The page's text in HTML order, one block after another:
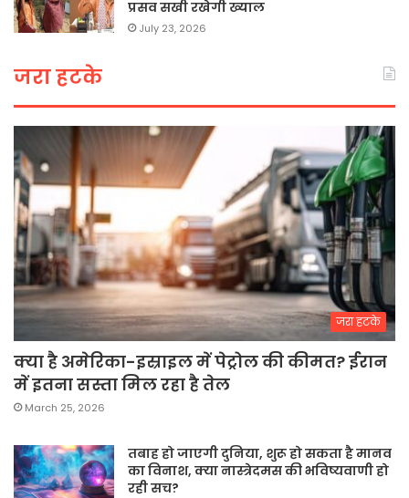
प्रसव सखी रखेगी ख्याल
July 23, 2026
जरा हटके
जरा हटके
क्या है अमेरिका-इस्राइल में पेट्रोल की कीमत? ईरान
में इतना सस्ता मिल रहा है तेल
March 25, 2026
तबाह हो जाएगी दुनिया, शुरू हो सकता है मानव
का विनाश, क्या नास्त्रेदमस की भविष्यवाणी हो
रही सच?